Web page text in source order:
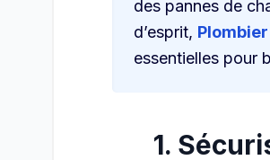
des pannes de
d’esprit,
essentielles pour
1.